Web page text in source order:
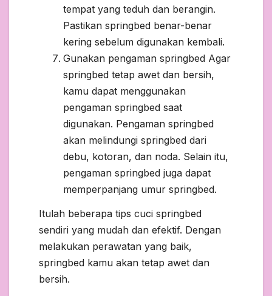
tempat yang teduh dan berangin.
Pastikan springbed benar-benar
kering sebelum digunakan kembali.
Gunakan pengaman springbed Agar
springbed tetap awet dan bersih,
kamu dapat menggunakan
pengaman springbed saat
digunakan. Pengaman springbed
akan melindungi springbed dari
debu, kotoran, dan noda. Selain itu,
pengaman springbed juga dapat
memperpanjang umur springbed.
Itulah beberapa tips cuci springbed
sendiri yang mudah dan efektif. Dengan
melakukan perawatan yang baik,
springbed kamu akan tetap awet dan
bersih.